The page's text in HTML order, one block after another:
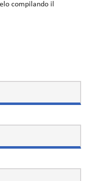
compilando il